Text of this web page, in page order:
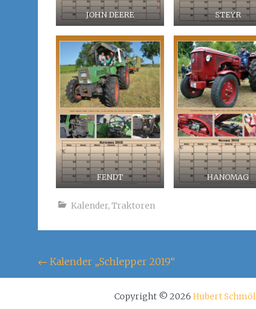
JOHN DEERE STEYR
FENDT HANOMAG
Kalender, Traktoren
Beitragsnavigation
← Kalender „Schlepper 2019“
Copyright © 2026 Hubert